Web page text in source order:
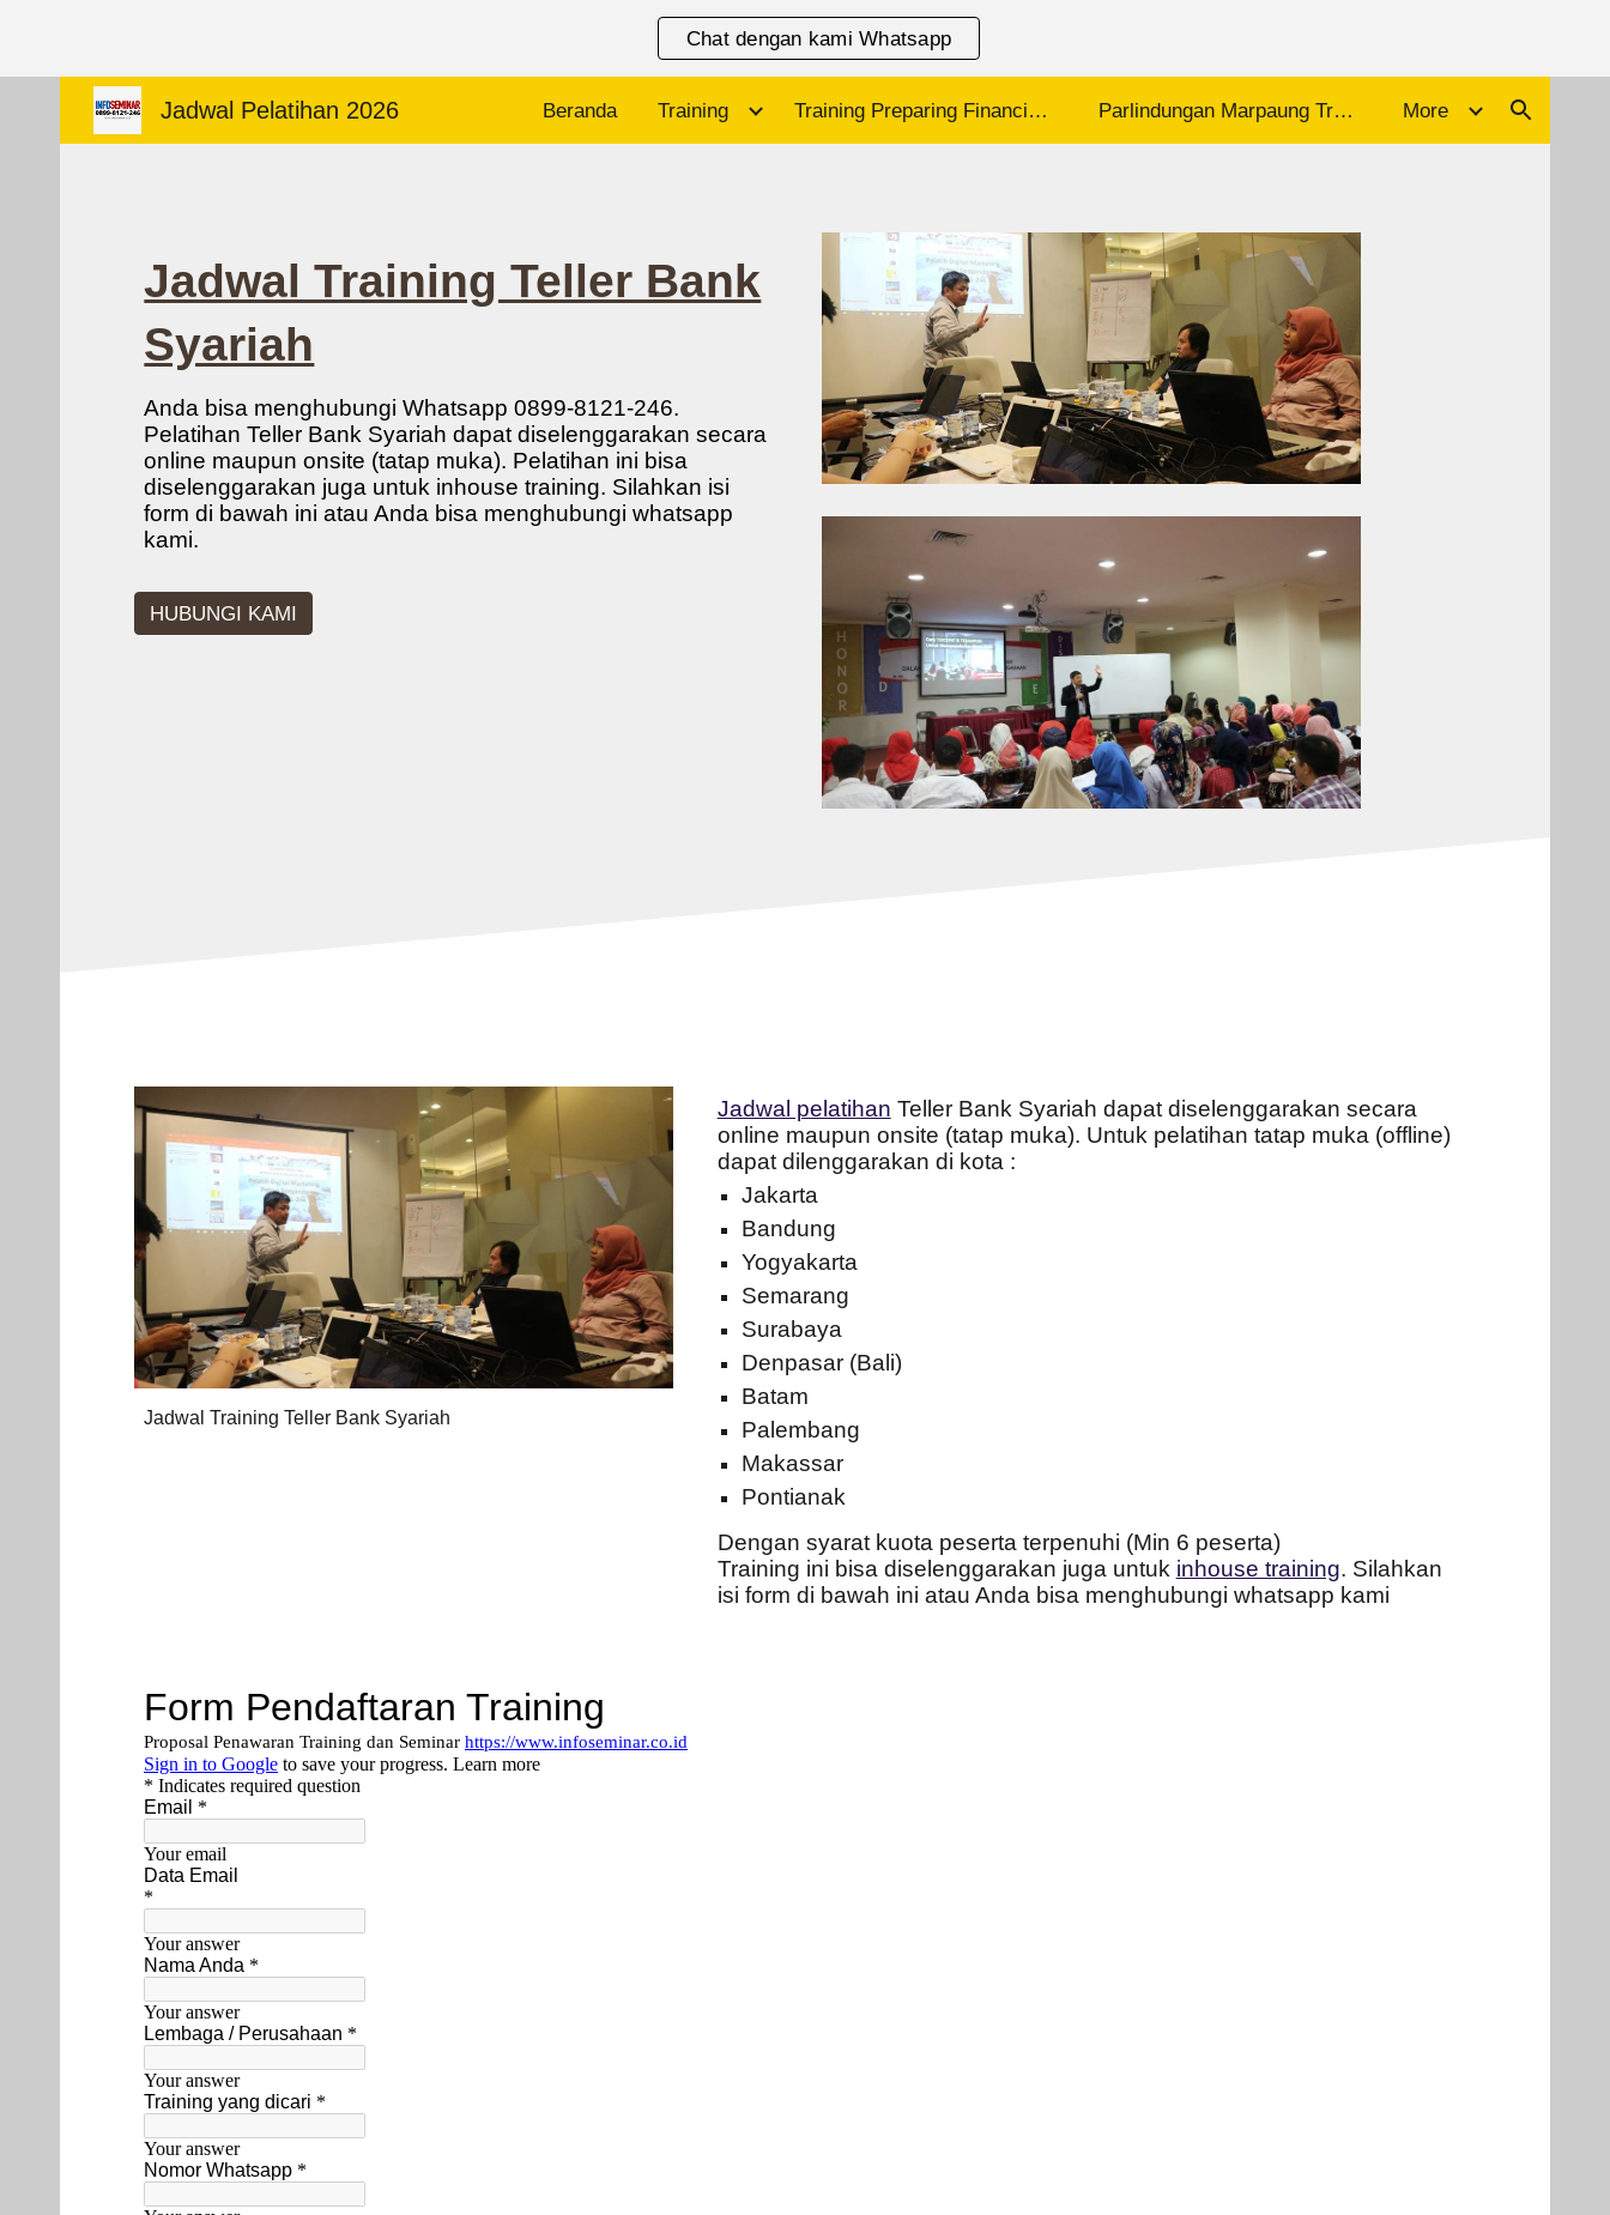
Skip to navigation
Chat dengan kami Whatsapp
Jadwal Pelatihan 2026 Beranda Training Training Preparing Financial Statements and the Annual Report Parlindungan Marpaung Trainer Motivasi More
Jadwal Training Teller Bank
Syariah
Anda bisa menghubungi Whatsapp 0899-8121-246.
Pelatihan Teller Bank Syariah dapat diselenggarakan secara
online maupun onsite (tatap muka). Pelatihan ini bisa
diselenggarakan juga untuk inhouse training. Silahkan isi
form di bawah ini atau Anda bisa menghubungi whatsapp
kami.
HUBUNGI KAMI
Jadwal Training Teller Bank Syariah
Jadwal pelatihan Teller Bank Syariah dapat diselenggarakan secara
online maupun onsite (tatap muka). Untuk pelatihan tatap muka (offline)
dapat dilenggarakan di kota :
Jakarta
Bandung
Yogyakarta
Semarang
Surabaya
Denpasar (Bali)
Batam
Palembang
Makassar
Pontianak
Dengan syarat kuota peserta terpenuhi (Min 6 peserta)
Training ini bisa diselenggarakan juga untuk inhouse training. Silahkan
isi form di bawah ini atau Anda bisa menghubungi whatsapp kami